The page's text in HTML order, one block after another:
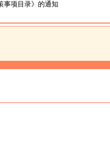
事项目录》的通知